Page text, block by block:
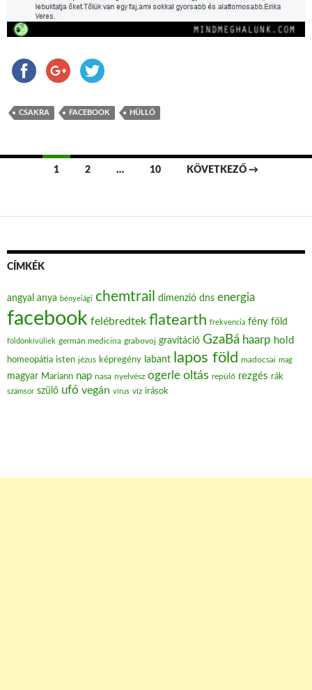
CSAKRA FACEBOOK HÜLLŐ
1 2 … 10 KÖVETKEZŐ →
CÍMKÉK
angyal anya bényeiági chemtrail dimenzió dns energia
facebook felébredtek flatearth frekvencia fény föld
földönkívüliek germán medicina grabovoj gravitáció GzaBá haarp hold
homeopátia isten jézus képregény labant lapos föld madocsai mag
magyar Mariann nap nasa nyelvész ogerle oltás repülő rezgés rák
számsor szülő ufó vegán vírus víz írások